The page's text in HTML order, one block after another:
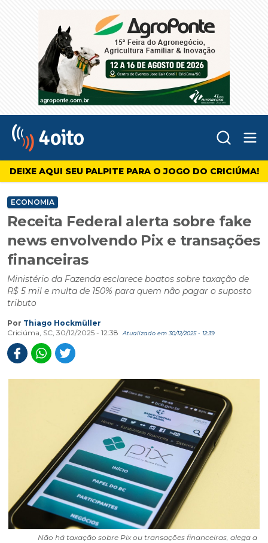
4oito
DEIXE AQUI SEU PALPITE PARA O JOGO DO CRICIÚMA!
ECONOMIA
Receita Federal alerta sobre fake
news envolvendo Pix e transações
financeiras
Ministério da Fazenda esclarece boatos sobre taxação de
R$ 5 mil e multa de 150% para quem não pagar o suposto
tributo
Por Thiago Hockmüller
Criciúma, SC, 30/12/2025 - 12:38
Atualizado em 30/12/2025 - 12:39
Não há taxação sobre Pix ou transações financeiras, alega a